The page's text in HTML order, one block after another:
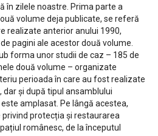
în zilele noastre. Prima parte a
volume deja publicate, se referă
realizate anterior anului 1990,
pagini ale acestor două volume.
forma unor studii de caz – 185 de
două volume – organizate
perioada în care au fost realizate
și după tipul ansamblului
amplasat. Pe lângă acestea,
protecția și restaurarea
românesc, de la începutul